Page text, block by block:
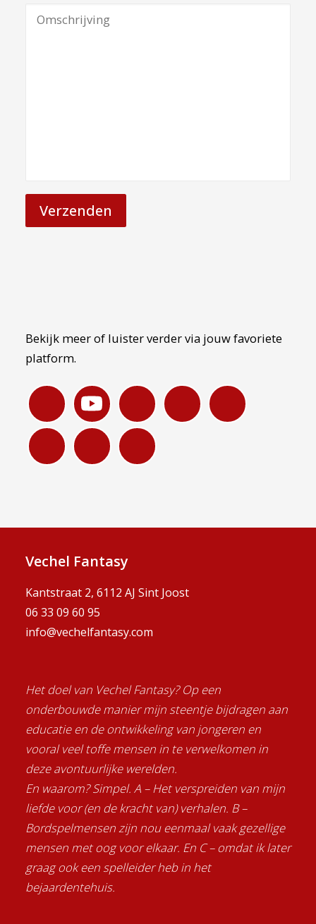
Bekijk meer of luister verder via jouw favoriete
platform.
Vechel Fantasy
Kantstraat 2, 6112 AJ Sint Joost
06 33 09 60 95
info@vechelfantasy.com
Het doel van Vechel Fantasy? Op een
onderbouwde manier mijn steentje bijdragen aan
educatie en de ontwikkeling van jongeren en
vooral veel toffe mensen in te verwelkomen in
deze avontuurlijke werelden.
En waarom? Simpel. A – Het verspreiden van mijn
liefde voor (en de kracht van) verhalen. B –
Bordspelmensen zijn nou eenmaal vaak gezellige
mensen met oog voor elkaar. En C – omdat ik later
graag ook een spelleider heb in het
bejaardentehuis.